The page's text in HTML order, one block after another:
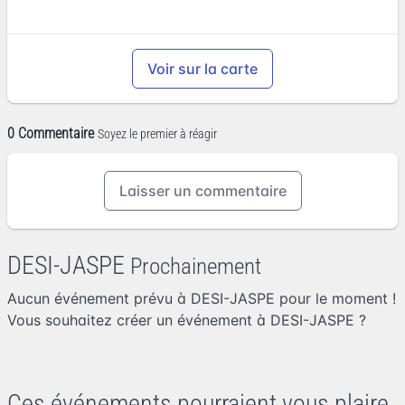
Voir sur la carte
0 Commentaire Soyez le premier à réagir
Laisser un commentaire
DESI-JASPE Prochainement
Aucun événement prévu à DESI-JASPE pour le moment !
Vous souhaitez créer un événement à DESI-JASPE ?